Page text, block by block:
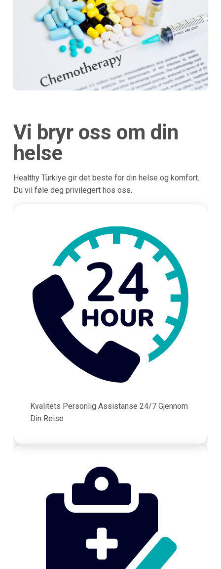
Vi bryr oss om din
helse
Healthy Türkiye gir det beste for din helse og komfort.
Du vil føle deg privilegert hos oss.
Kvalitets Personlig Assistanse 24/7 Gjennom
Din Reise